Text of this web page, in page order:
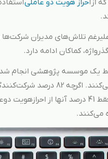
از احراز هویت دو عاملی
تلاش‌های مدیران شرکت‌ها
کماکان ادامه دارد.
رسانی گذرواژه دریافت
می‌کنند.